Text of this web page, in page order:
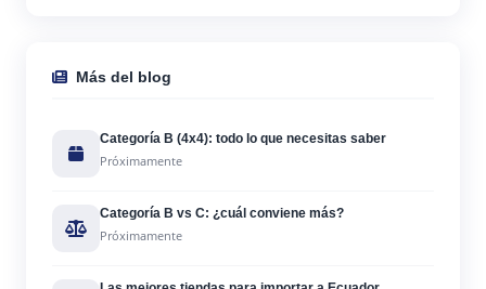
Más del blog
Categoría B (4x4): todo lo que necesitas saber
Próximamente
Categoría B vs C: ¿cuál conviene más?
Próximamente